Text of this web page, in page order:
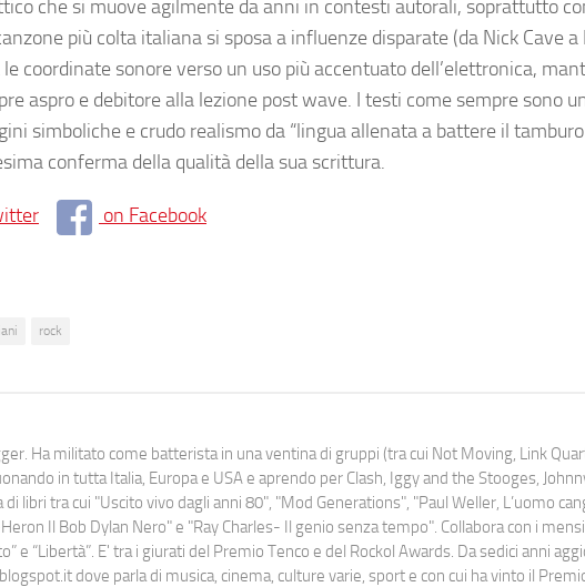
che si muove agilmente da anni in contesti autorali, soprattutto
più colta italiana si sposa a influenze disparate (da Nick Cave a
coordinate sonore verso un uso più accentuato dell’elettronica,
aspro e debitore alla lezione post wave. I testi come sempre sono
simboliche e crudo realismo da “lingua allenata a battere il
conferma della qualità della sua scrittura.
on Facebook
rock
Ha militato come batterista in una ventina di gruppi (tra cui Not Moving, Link
in tutta Italia, Europa e USA e aprendo per Clash, Iggy and the Stooges,
libri tra cui "Uscito vivo dagli anni 80", "Mod Generations", "Paul Weller, L’uomo
Il Bob Dylan Nero" e "Ray Charles- Il genio senza tempo". Collabora con i
e “Libertà”. E' tra i giurati del Premio Tenco e del Rockol Awards. Da sedici anni
dove parla di musica, cinema, culture varie, sport e con cui ha vinto il